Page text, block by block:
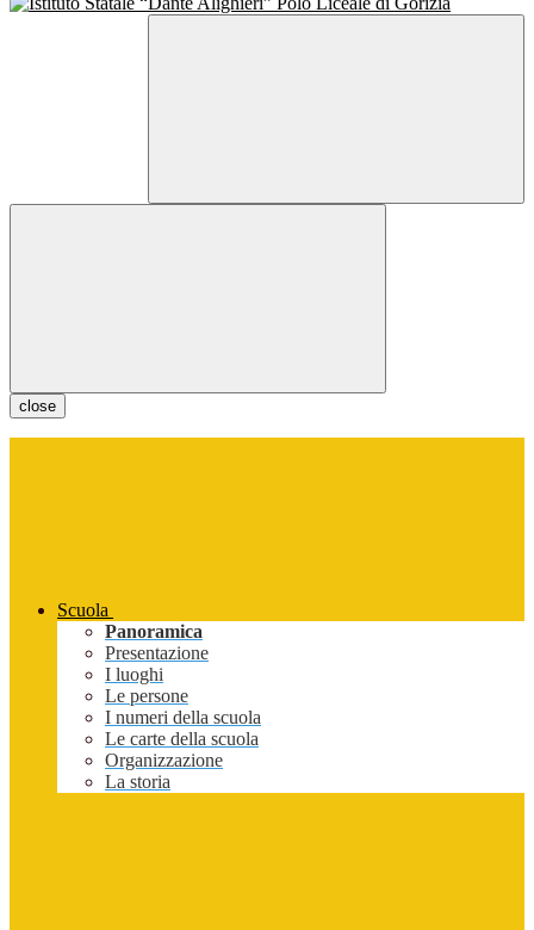
close
Scuola
Panoramica
Presentazione
I luoghi
Le persone
I numeri della scuola
Le carte della scuola
Organizzazione
La storia